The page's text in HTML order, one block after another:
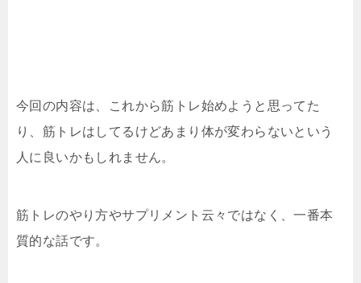
今回の内容は、これから筋トレ始めようと思ってた
り、筋トレはしてるけどあまり体が変わらないという
人に良いかもしれません。
筋トレのやり方やサプリメント云々ではなく、一番本
質的な話です。